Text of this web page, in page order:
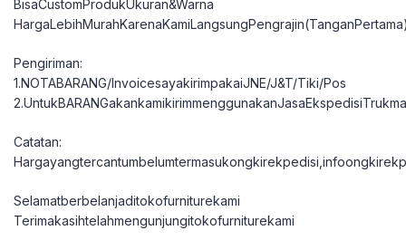
BisaCustomProdukUkuran&Warna
Pengiriman:
1.NOTABARANG/InvoicesayakirimpakaiJNE/J&T/Tiki/Pos
Catatan:
Selamatberbelanjaditokofurniturekami
Terimakasihtelahmengunjungitokofurniturekami